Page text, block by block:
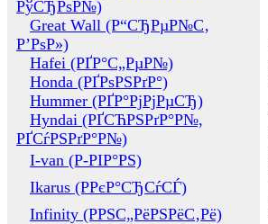
РўСЂРѕР№)
Great Wall (Р“СЂРµР№С‚
Р’РѕР»)
Hafei (РҐР°С„РµР№)
Honda (РҐРѕРЅРґР°)
Hummer (РҐР°РјРјРµСЂ)
Hyndai (РҐСЋРЅРґР°Р№,
РҐСѓРЅРґР°Р№)
I-van (Р-РІР°РЅ)
Ikarus (РРєР°СЂСѓСЃ)
Infinity (РРЅС„РёРЅРёС‚Рё)